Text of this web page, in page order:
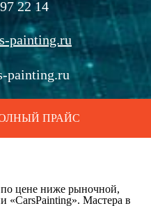
22 14
painting.ru
painting.ru
ПРАЙС
цене ниже рыночной,
«СarsРainting». Мастера в